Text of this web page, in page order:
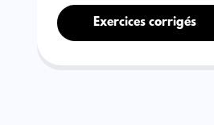
Exercices corrigés